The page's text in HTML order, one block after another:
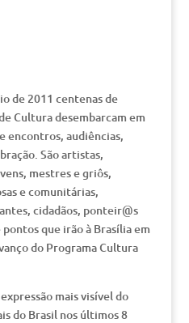
de 2011 centenas de
Cultura desembarcam em
encontros, audiências,
São artistas,
mestres e griôs,
e comunitárias,
cidadãos, ponteir@s
que irão à Brasília em
do Programa Cultura
mais visível do
do Brasil nos últimos 8